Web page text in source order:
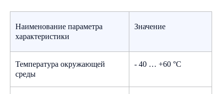
Наименование параметра
характеристики
Значение
Температура окружающей
среды
- 40 … +60 °C
Скачать документ
Скачайте опросный лист в формате
email:info@gigrotermon.ru
Скачать опросный лист (.docx)